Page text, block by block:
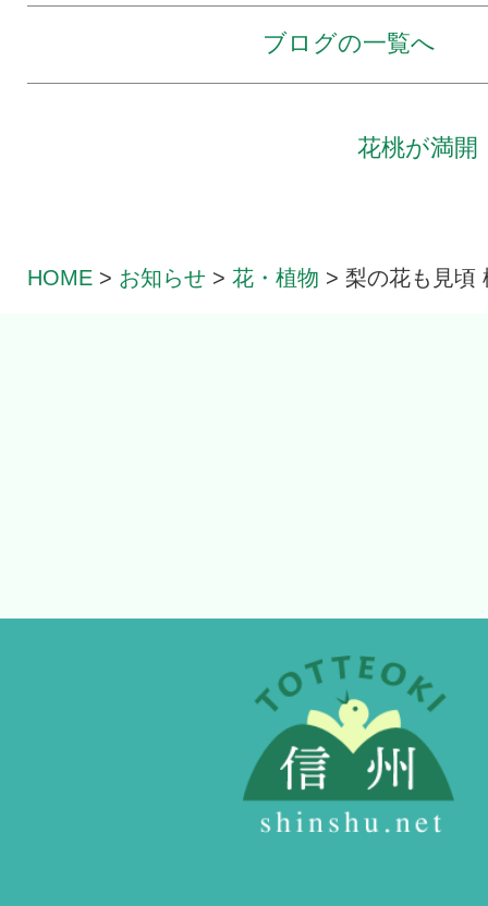
ブログの一覧へ
花桃が満
HOME > お知らせ >花・植物 >梨の花も見頃